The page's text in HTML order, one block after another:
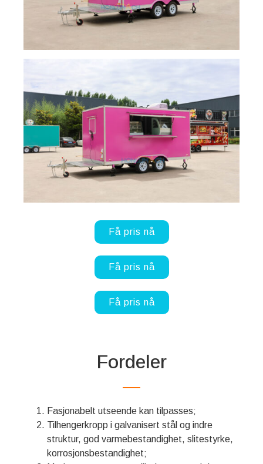
Få pris nå
Få pris nå
Få pris nå
Fordeler
Fasjonabelt utseende kan tilpasses;
Tilhengerkropp i galvanisert stål og indre
struktur, god varmebestandighet, slitestyrke,
korrosjonsbestandighet;